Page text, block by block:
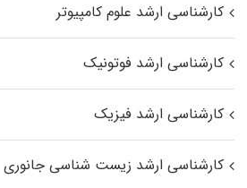
کارشناسی ارشد علوم کامپیوتر
کارشناسی ارشد فوتونیک
کارشناسی ارشد فیزیک
کارشناسی ارشد زیست‌ شناسی جانوری